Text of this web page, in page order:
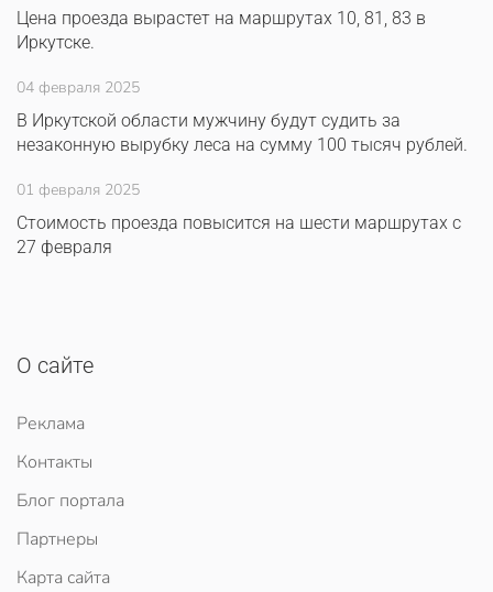
Цена проезда вырастет на маршрутах 10, 81, 83 в
Иркутске.
04 февраля 2025
В Иркутской области мужчину будут судить за
незаконную вырубку леса на сумму 100 тысяч рублей.
01 февраля 2025
Стоимость проезда повысится на шести маршрутах с
27 февраля
О сайте
Реклама
Контакты
Блог портала
Партнеры
Карта сайта